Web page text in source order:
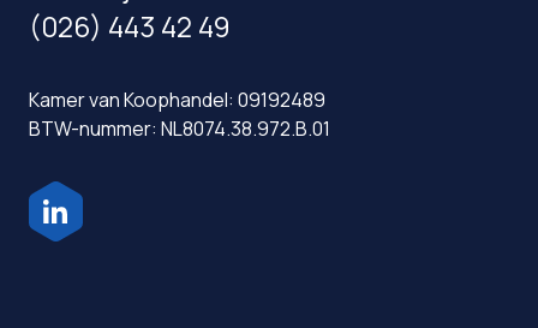
(026) 443 42 49
Kamer van Koophandel: 09192489
BTW-nummer: NL8074.38.972.B.01